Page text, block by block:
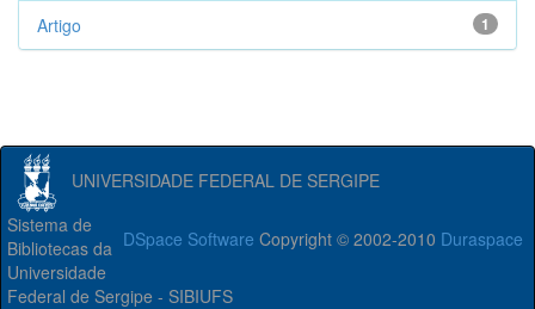
1
Artigo
UNIVERSIDADE FEDERAL DE SERGIPE
DSpace Software Copyright © 2002-2010 Duraspace
Sistema de
Bibliotecas da
Universidade
Federal de Sergipe - SIBIUFS